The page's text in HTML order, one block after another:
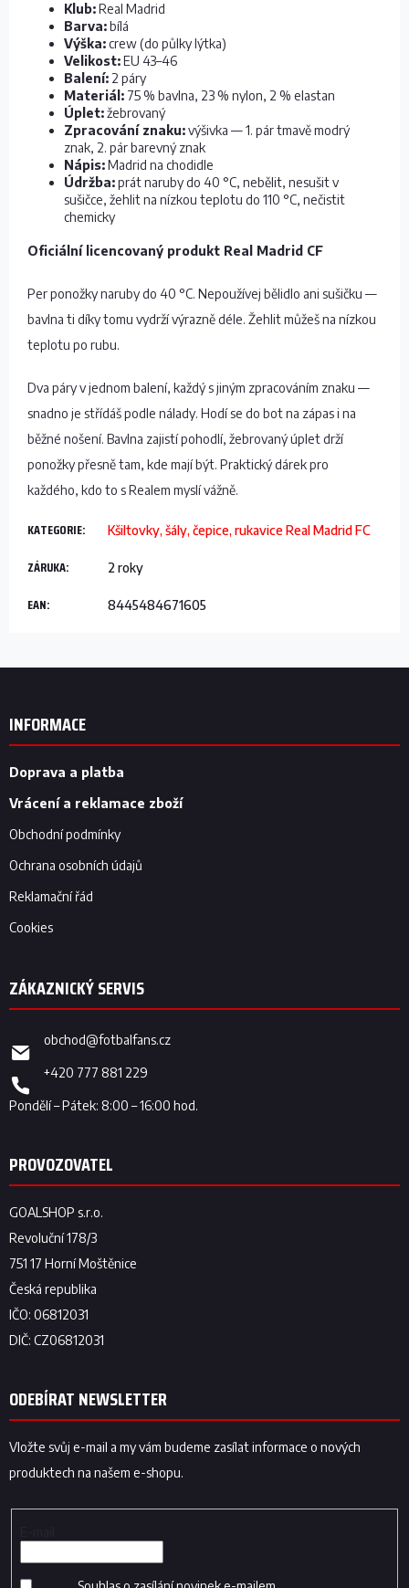
Klub:Real Madrid
Barva:bílá
Výška:crew (do půlky lýtka)
Velikost:EU 43–46
Balení: 2 páry
Materiál: 75 % bavlna, 23 % nylon, 2 % elastan
Úplet:žebrovaný
Zpracování znaku:výšivka — 1. pár tmavě modrý
znak, 2. pár barevný znak
Nápis:Madrid na chodidle
Údržba:prát naruby do 40 °C, nebělit, nesušit v
sušičce, žehlit na nízkou teplotu do 110 °C, nečistit
chemicky
Oficiální licencovaný produkt Real Madrid CF
Per ponožky naruby do 40 °C. Nepoužívej bělidlo ani sušičku —
bavlna ti díky tomu vydrží výrazně déle. Žehlit můžeš na nízkou
teplotu po rubu.
Dva páry v jednom balení, každý s jiným zpracováním znaku —
snadno je střídáš podle nálady. Hodí se do bot na zápas i na
běžné nošení. Bavlna zajistí pohodlí, žebrovaný úplet drží
ponožky přesně tam, kde mají být. Praktický dárek pro
každého, kdo to s Realem myslí vážně.
KATEGORIE: Kšiltovky, šály, čepice, rukavice Real Madrid FC
ZÁRUKA: 2 roky
EAN: 8445484671605
Z
INFORMACE
Doprava a platba
Vrácení a reklamace zboží
Obchodní podmínky
Ochrana osobních údajů
Reklamační řád
Cookies
obchod@fotbalfans.cz
+420 777 881 229
ODEBÍRAT NEWSLETTER
Vložte svůj e-mail a my vám budeme zasílat informace o nových
produktech na našem e-shopu.